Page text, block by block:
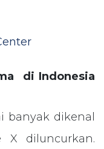
di Indonesia
banyak dikenal
X diluncurkan.